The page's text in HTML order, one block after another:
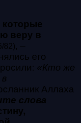
которые
веру в
82), –
его
«Кто же
Аллаха
слова